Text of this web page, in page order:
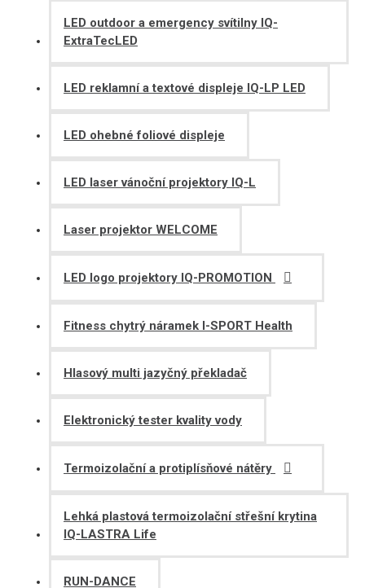
LED outdoor a emergency svítilny IQ-
ExtraTecLED
LED reklamní a textové displeje IQ-LP LED
LED ohebné foliové displeje
LED laser vánoční projektory IQ-L
Laser projektor WELCOME
LED logo projektory IQ-PROMOTION
Fitness chytrý náramek I-SPORT Health
Hlasový multi jazyčný překladač
Elektronický tester kvality vody
Termoizolační a protiplísňové nátěry
Lehká plastová termoizolační střešní krytina
IQ-LASTRA Life
RUN-DANCE